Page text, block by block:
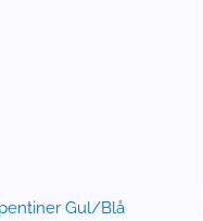
Gul/Blå